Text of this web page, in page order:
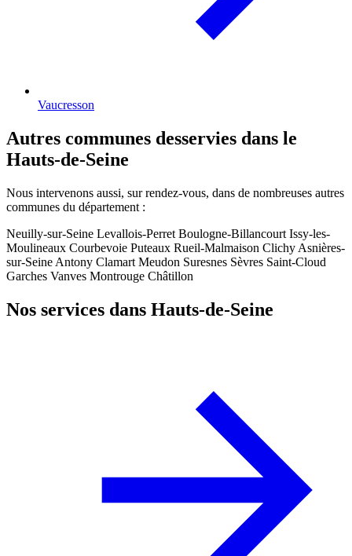
Vaucresson
Autres communes desservies dans le
Hauts-de-Seine
Nous intervenons aussi, sur rendez-vous, dans de nombreuses autres
communes du département :
Neuilly-sur-Seine Levallois-Perret Boulogne-Billancourt Issy-les-
Moulineaux Courbevoie Puteaux Rueil-Malmaison Clichy Asnières-
sur-Seine Antony Clamart Meudon Suresnes Sèvres Saint-Cloud
Garches Vanves Montrouge Châtillon
Nos services dans Hauts-de-Seine